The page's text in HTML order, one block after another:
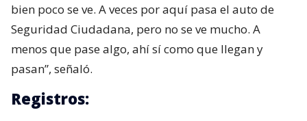
bien poco se ve. A veces por aquí pasa el auto de
Seguridad Ciudadana, pero no se ve mucho. A
menos que pase algo, ahí sí como que llegan y
pasan”, señaló.
Registros: